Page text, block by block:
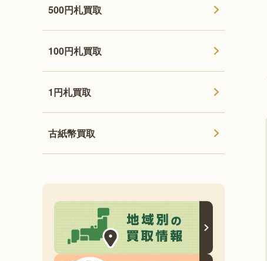
500円札買取
100円札買取
1円札買取
古紙幣買取